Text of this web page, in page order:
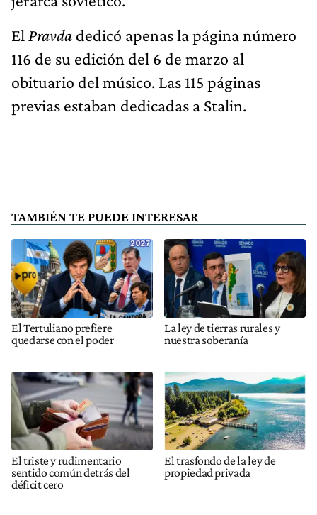
El Pravda dedicó apenas la página número
116 de su edición del 6 de marzo al
obituario del músico. Las 115 páginas
previas estaban dedicadas a Stalin.
TAMBIÉN TE PUEDE INTERESAR
El Tertuliano prefiere
quedarse con el poder
La ley de tierras rurales y
nuestra soberanía
El triste y rudimentario
sentido común detrás del
déficit cero
El trasfondo de la ley de
propiedad privada